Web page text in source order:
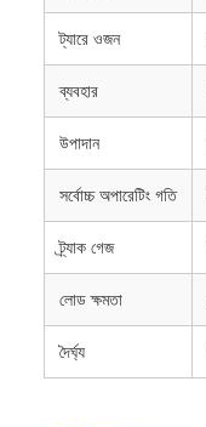
ট্যারে ওজন
ব্যবহার
উপাদান
সর্বোচ্চ অপারেটিং গতি
ট্র্যাক গেজ
লোড ক্ষমতা
দৈর্ঘ্য